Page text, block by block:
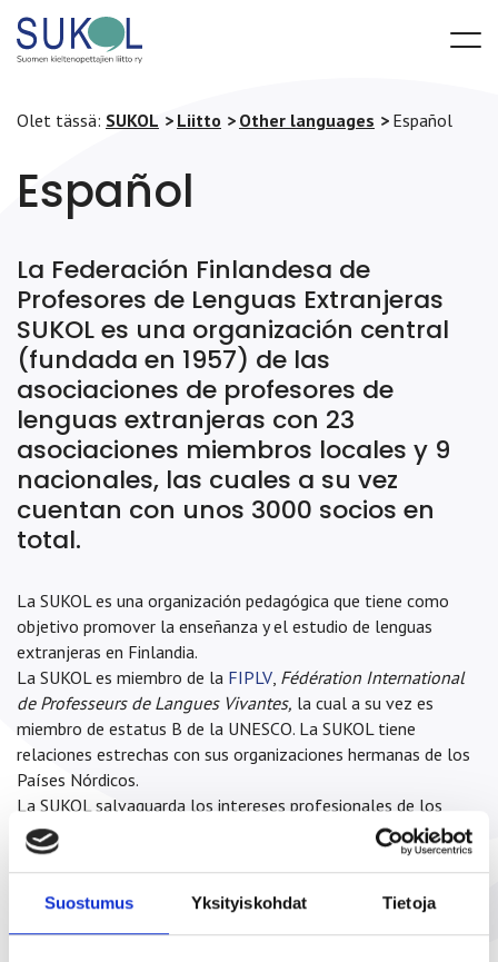
Suostumus Yksityiskohdat Tietoja
Olet tässä: SUKOL Liitto Other languages Español
Español
La Federación Finlandesa de
Profesores de Lenguas Extranjeras
SUKOL es una organización central
(fundada en 1957) de las
asociaciones de profesores de
lenguas extranjeras con 23
asociaciones miembros locales y 9
nacionales, las cuales a su vez
cuentan con unos 3000 socios en
total.
La SUKOL es una organización pedagógica que tiene como
objetivo promover la enseñanza y el estudio de lenguas
extranjeras en Finlandia.
La SUKOL es miembro de la FIPLV Fédération International
de Professeurs de Langues Vivantes, la cual a su vez es
miembro de estatus B de la UNESCO. La SUKOL tiene
relaciones estrechas con sus organizaciones hermanas de los
Países Nórdicos.
La SUKOL salvaguarda los intereses profesionales de los
profesores de lenguas en Finlandia a través de la OAJ,
Sindicato de Educación.
La SUKOL organiza conferencias de capacitación para sus
miembros.